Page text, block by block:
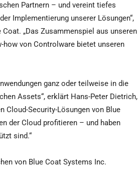
Partnern – und vereint tiefes
Implementierung unserer Lösungen“,
„Das Zusammenspiel aus unseren
how von Controlware bietet unseren
ganz oder teilweise in die
Assets“, erklärt Hans-Peter Dietrich,
Cloud-Security-Lösungen von Blue
der Cloud profitieren – und haben
sind.“
von Blue Coat Systems Inc.